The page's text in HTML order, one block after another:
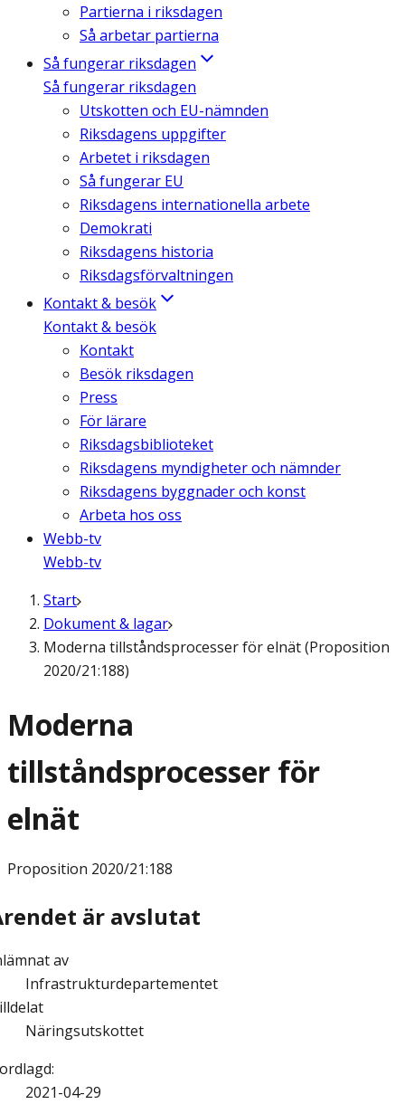
Partierna i riksdagen
Så arbetar partierna
Så fungerar riksdagen
Så fungerar riksdagen
Utskotten och EU-nämnden
Riksdagens uppgifter
Arbetet i riksdagen
Så fungerar EU
Riksdagens internationella arbete
Demokrati
Riksdagens historia
Riksdagsförvaltningen
Kontakt & besök
Kontakt & besök
Kontakt
Besök riksdagen
Press
För lärare
Riksdagsbiblioteket
Riksdagens myndigheter och nämnder
Riksdagens byggnader och konst
Arbeta hos oss
Webb-tv
Webb-tv
Start
Dokument & lagar
Moderna tillståndsprocesser för elnät (Proposition
2020/21:188)
Moderna
tillståndsprocesser för
elnät
Proposition 2020/21:188
är avslutat
av
Infrastrukturdepartementet
Näringsutskottet
:
2021-04-29